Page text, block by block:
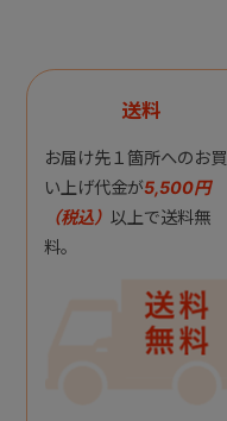
送料
お届け先１箇所へのお買
い上げ代金が5,500円
（税込） 以上で送料無
料。